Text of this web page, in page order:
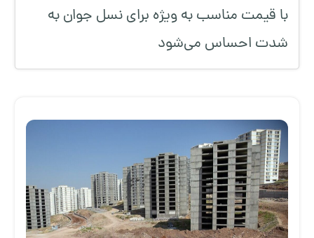
با قیمت مناسب به ویژه برای نسل جوان به
شدت احساس می‌شود